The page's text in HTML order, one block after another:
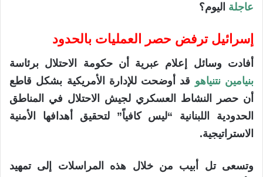
عاجلة اليوم؟
إسرائيل ترفض حصر العمليات بالحدود
أفادت وسائل إعلام عبرية أن حكومة الاحتلال برئاسة
بنيامين نتنياهو قد أوضحت للإدارة الأمريكية بشكل قاطع
أن حصر النشاط العسكري لجيش الاحتلال في المناطق
الحدودية اللبنانية “ليس كافياً” لتحقيق أهدافها الأمنية
الاستراتيجية.
وتسعى تل أبيب من خلال هذه المراسلات إلى تمهيد